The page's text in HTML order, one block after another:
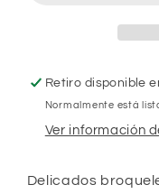
Retiro disponible
Normalmente está
Ver información
Delicados